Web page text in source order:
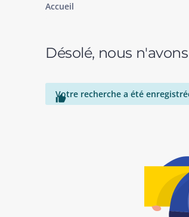
Accueil
Désolé, nous

Votre recherche a été